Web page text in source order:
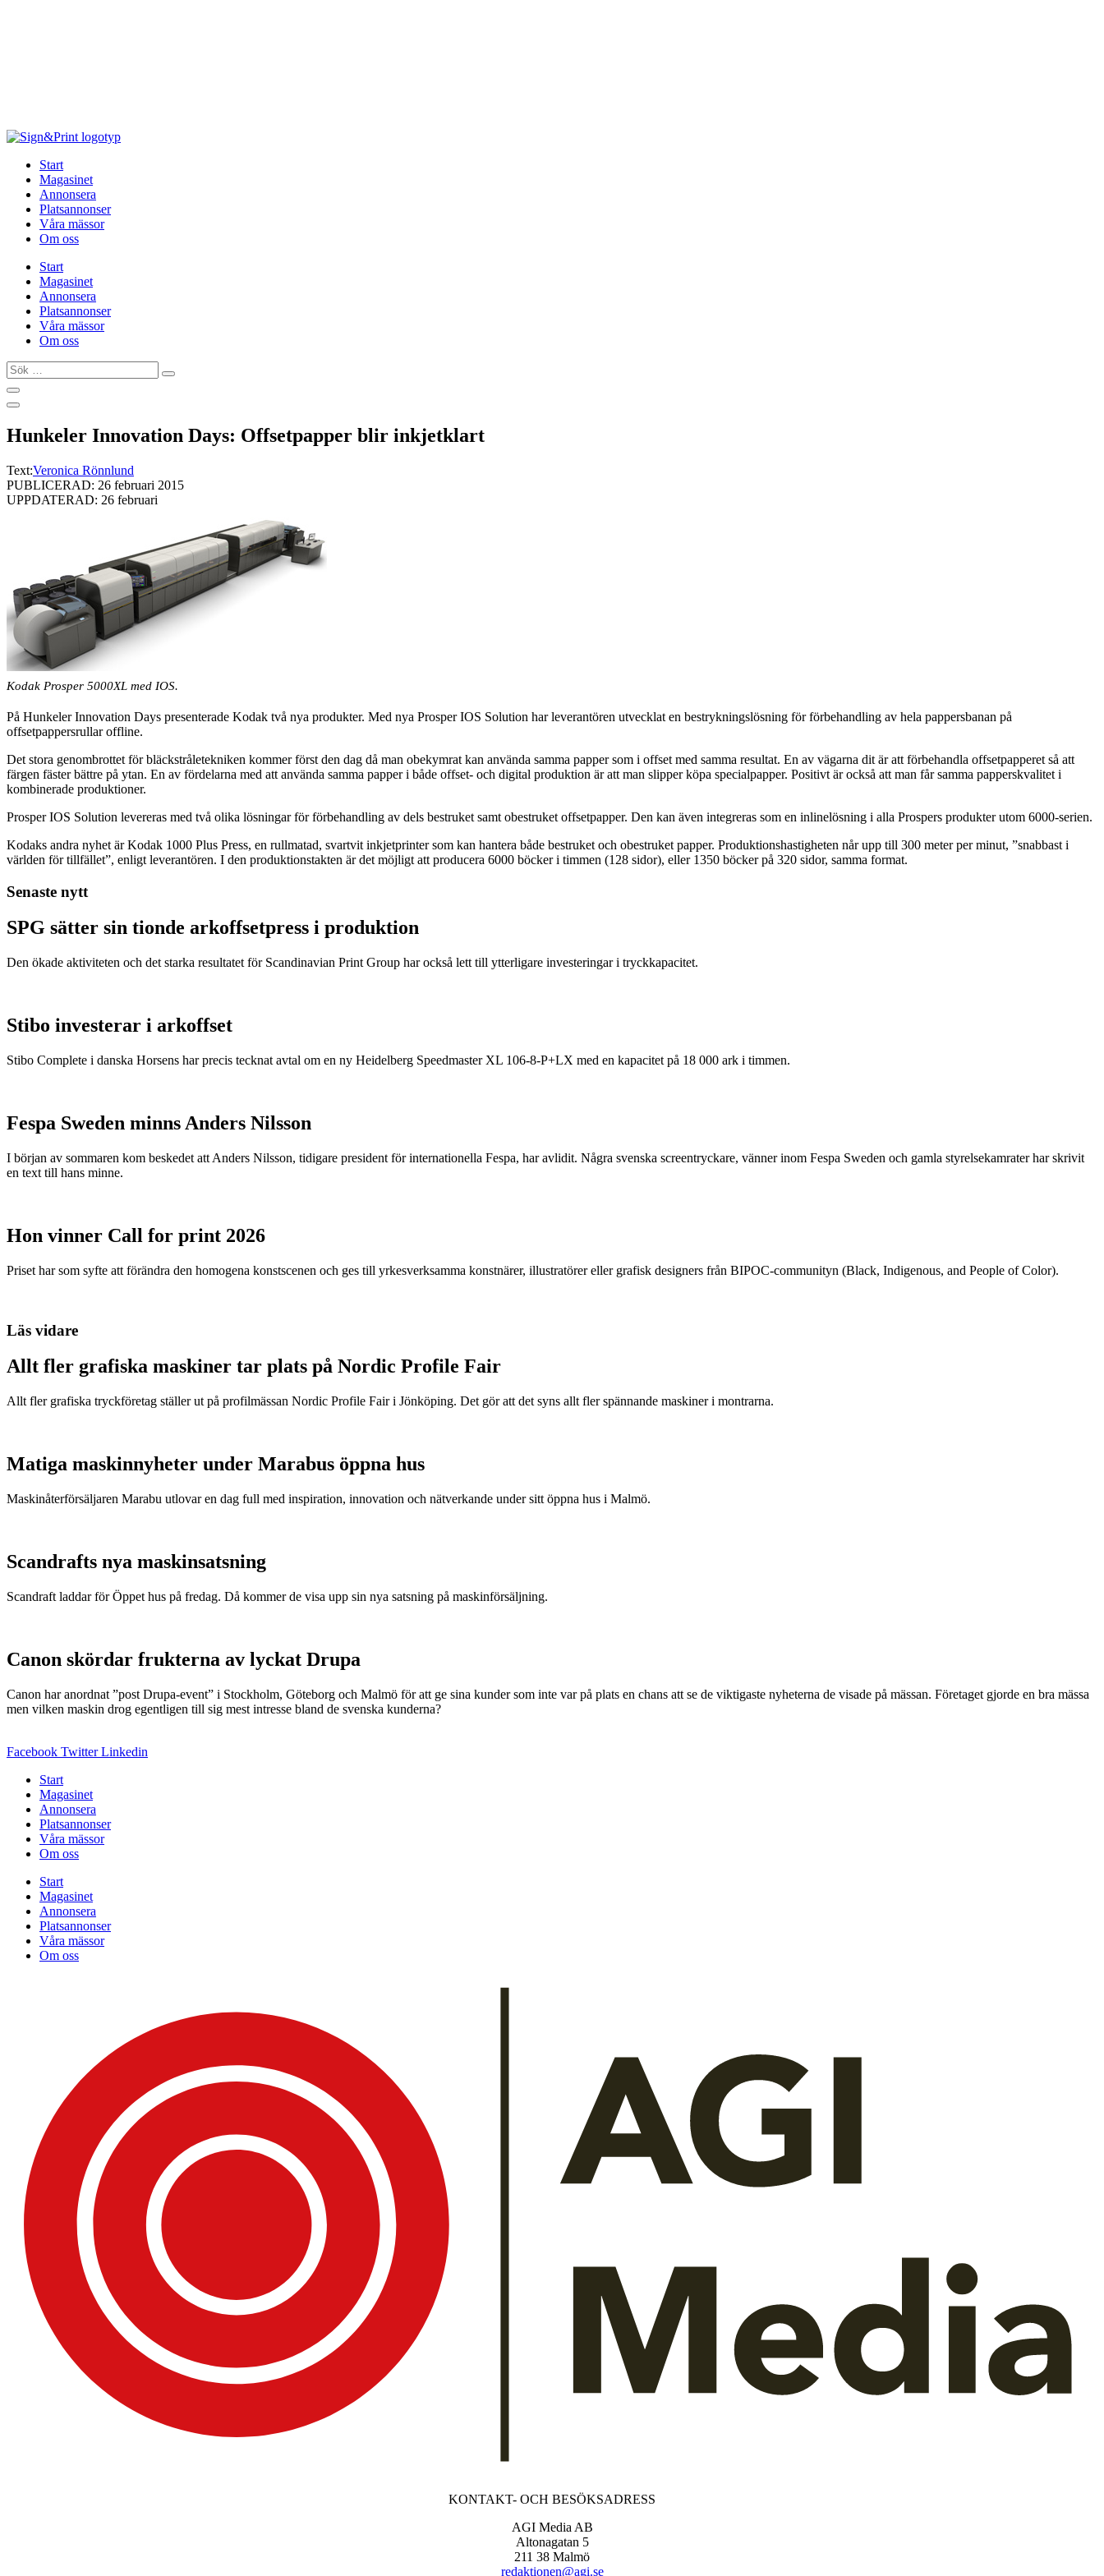
Start
Magasinet
Annonsera
Platsannonser
Våra mässor
Om oss
Start
Magasinet
Annonsera
Platsannonser
Våra mässor
Om oss
Sök
…
Hunkeler Innovation Days: Offsetpapper blir inkjetklart
Text:Veronica Rönnlund
PUBLICERAD: 26 februari 2015
UPPDATERAD: 26 februari
Kodak Prosper 5000XL med IOS.
På Hunkeler Innovation Days presenterade Kodak två nya produkter. Med nya Prosper IOS Solution har leverantören utvecklat en bestrykningslösning för förbehandling av hela pappersbanan på
offsetpappersrullar offline.
Det stora genombrottet för bläckstråletekniken kommer först den dag då man obekymrat kan använda samma papper som i offset med samma resultat. En av vägarna dit är att förbehandla offsetpapperet så att
färgen fäster bättre på ytan. En av fördelarna med att använda samma papper i både offset- och digital produktion är att man slipper köpa specialpapper. Positivt är också att man får samma papperskvalitet i
kombinerade produktioner.
Prosper IOS Solution levereras med två olika lösningar för förbehandling av dels bestruket samt obestruket offsetpapper. Den kan även integreras som en inlinelösning i alla Prospers produkter utom 6000-serien.
Kodaks andra nyhet är Kodak 1000 Plus Press, en rullmatad, svartvit inkjetprinter som kan hantera både bestruket och obestruket papper. Produktionshastigheten når upp till 300 meter per minut, ”snabbast i
världen för tillfället”, enligt leverantören. I den produktionstakten är det möjligt att producera 6000 böcker i timmen (128 sidor), eller 1350 böcker på 320 sidor, samma format.
Senaste nytt
SPG sätter sin tionde arkoffsetpress i produktion
Den ökade aktiviteten och det starka resultatet för Scandinavian Print Group har också lett till ytterligare investeringar i tryckkapacitet.
Stibo investerar i arkoffset
Stibo Complete i danska Horsens har precis tecknat avtal om en ny Heidelberg Speedmaster XL 106-8-P+LX med en kapacitet på 18 000 ark i timmen.
Fespa Sweden minns Anders Nilsson
I början av sommaren kom beskedet att Anders Nilsson, tidigare president för internationella Fespa, har avlidit. Några svenska screentryckare, vänner inom Fespa Sweden och gamla styrelsekamrater har skrivit
en text till hans minne.
Hon vinner Call for print 2026
Priset har som syfte att förändra den homogena konstscenen och ges till yrkesverksamma konstnärer, illustratörer eller grafisk designers från BIPOC-communityn (Black, Indigenous, and People of Color).
Läs vidare
Allt fler grafiska maskiner tar plats på Nordic Profile Fair
Allt fler grafiska tryckföretag ställer ut på profilmässan Nordic Profile Fair i Jönköping. Det gör att det syns allt fler spännande maskiner i montrarna.
Matiga maskinnyheter under Marabus öppna hus
Maskinåterförsäljaren Marabu utlovar en dag full med inspiration, innovation och nätverkande under sitt öppna hus i Malmö.
Scandrafts nya maskinsatsning
Scandraft laddar för Öppet hus på fredag. Då kommer de visa upp sin nya satsning på maskinförsäljning.
Canon skördar frukterna av lyckat Drupa
Canon har anordnat ”post Drupa-event” i Stockholm, Göteborg och Malmö för att ge sina kunder som inte var på plats en chans att se de viktigaste nyheterna de visade på mässan. Företaget gjorde en bra mässa
men vilken maskin drog egentligen till sig mest intresse bland de svenska kunderna?
Facebook Twitter Linkedin
Start
Magasinet
Annonsera
Platsannonser
Våra mässor
Om oss
Start
Magasinet
Annonsera
Platsannonser
Våra mässor
Om oss
KONTAKT- OCH BESÖKSADRESS
AGI Media AB
Altonagatan 5
211 38 Malmö
redaktionen@agi.se